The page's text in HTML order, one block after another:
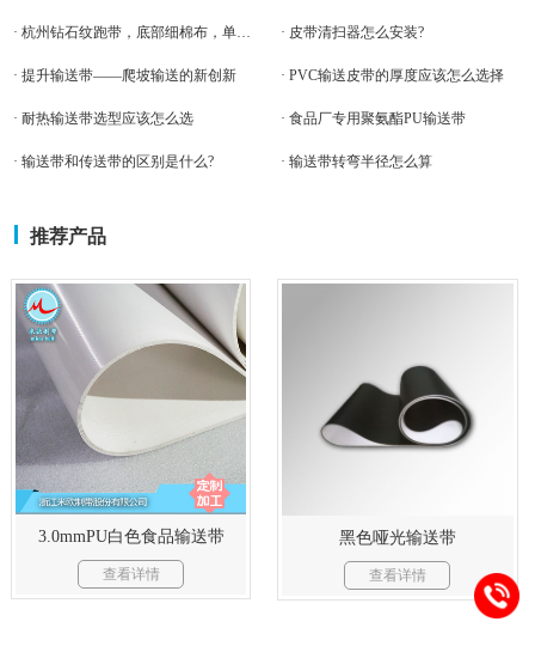
· 杭州钻石纹跑带，底部细棉布，单边加导条输送带案例-客户案例 · 皮带清扫器怎么安装?
· 提升输送带——爬坡输送的新创新 · PVC输送皮带的厚度应该怎么选择
· 耐热输送带选型应该怎么选 · 食品厂专用聚氨酯PU输送带
· 输送带和传送带的区别是什么? · 输送带转弯半径怎么算
推荐产品
3.0mmPU白色食品输送带
查看详情
黑色哑光输送带
查看详情